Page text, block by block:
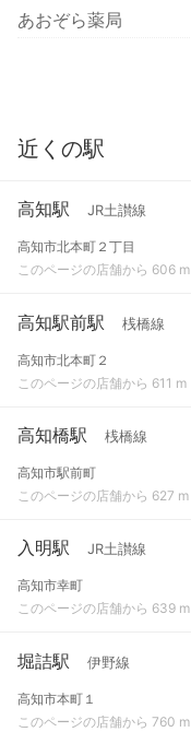
あおぞら薬局
近くの駅
高知駅 JR土讃線
高知市北本町２丁目
このページの店舗から 606 m
高知駅前駅 桟橋線
高知市北本町２
このページの店舗から 611 m
高知橋駅 桟橋線
高知市駅前町
このページの店舗から 627 m
入明駅 JR土讃線
高知市幸町
このページの店舗から 639 m
堀詰駅 伊野線
高知市本町１
このページの店舗から 760 m